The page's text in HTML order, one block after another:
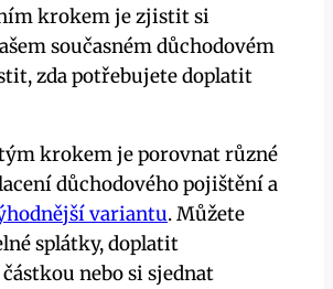
krokem je zjistit si
současném důchodovém
zda potřebujete doplatit
krokem je porovnat různé
důchodového pojištění a
variantu. Můžete
splátky, doplatit
nebo si sjednat